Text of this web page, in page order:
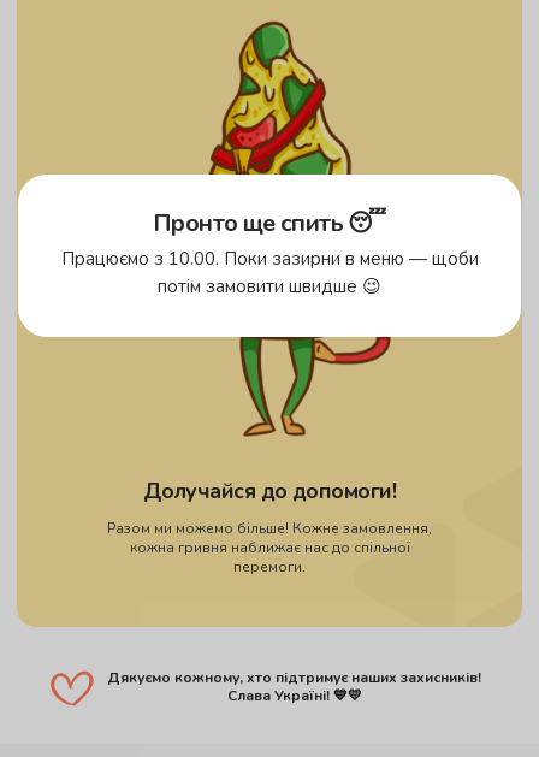
Долучайся до допомоги!
Разом ми можемо більше! Кожне замовлення,
кожна гривня наближає нас до спільної
перемоги.
Дякуємо кожному, хто підтримує наших захисників!
Слава Україні! 💙💛
Пронто ще спить 😴
Працюємо з 10.00. Поки зазирни в меню — щоби
потім замовити швидше 😉